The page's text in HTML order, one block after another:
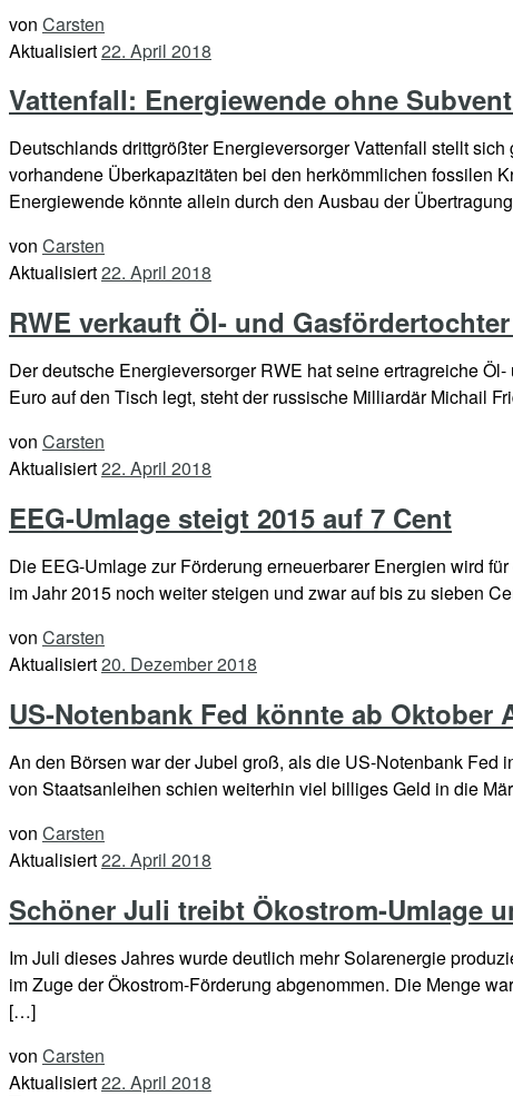
von Carsten
Aktualisiert22. April 2018
Vattenfall: Energiewende ohne
Deutschlands drittgrößter Energieversorger Vattenfall stellt
vorhandene Überkapazitäten bei den herkömmlichen fossilen
Energiewende könnte allein durch den Ausbau der
von Carsten
Aktualisiert22. April 2018
RWE verkauft Öl- und
Der deutsche Energieversorger RWE hat seine ertragreiche
Euro auf den Tisch legt, steht der russische Milliardär Michail
von Carsten
Aktualisiert22. April 2018
EEG-Umlage steigt 2015 auf 7 Cent
Die EEG-Umlage zur Förderung erneuerbarer Energien wird
im Jahr 2015 noch weiter steigen und zwar auf bis zu sieben
von Carsten
Aktualisiert20. Dezember 2018
US-Notenbank Fed könnte ab
An den Börsen war der Jubel groß, als die US-Notenbank Fed
von Staatsanleihen schien weiterhin viel billiges Geld in die
von Carsten
Aktualisiert22. April 2018
Schöner Juli treibt Ökostrom-Umlage
Im Juli dieses Jahres wurde deutlich mehr Solarenergie
im Zuge der Ökostrom-Förderung abgenommen. Die Menge
[…]
von Carsten
Aktualisiert22. April 2018